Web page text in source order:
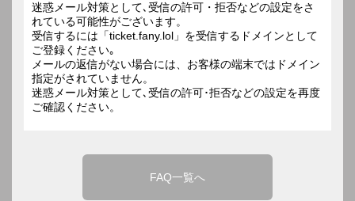
迷惑メール対策として､受信の許可・拒否などの設定をさ
れている可能性がございます。
受信するには「ticket.fany.lol」を受信するドメインとして
ご登録ください｡
メールの返信がない場合には、お客様の端末ではドメイン
指定がされていません。
迷惑メール対策として､受信の許可･拒否などの設定を再度
ご確認ください。
FAQ一覧へ